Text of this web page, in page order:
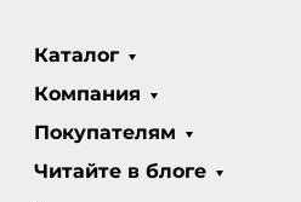
Каталог
Компания
Покупателям
Читайте в блоге